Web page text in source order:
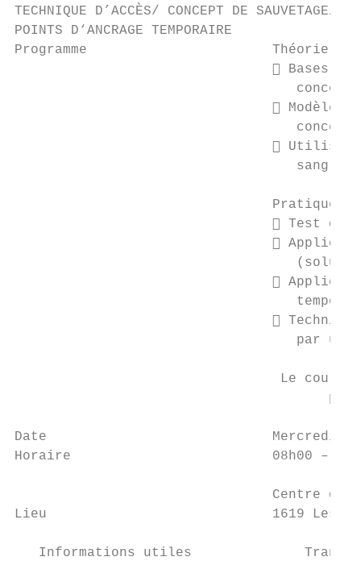
TECHNIQUE D’ACCÈS/ CONCEPT DE SAUVETAGE/
POINTS D‘ANCRAGE TEMPORAIRE
Programme                       Théorie
 Bases
concept
 Modèles
concept

sangle
                                Pratique
 Test du



par une
Le cours
Date                            Mercredi 13
Horaire                         08h00 –
Centre de
Lieu                            1619 Les
Informations utiles